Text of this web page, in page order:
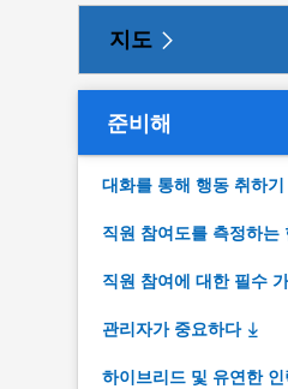
지도
준비해
대화를 통해 행동 취하기
직원 참여도를 측정하는
직원 참여에 대한 필수
관리자가 중요하다
하이브리드 및 유연한